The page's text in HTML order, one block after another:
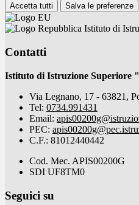
Accetta tutti Salva le preferenze
Istituto di
Contatti
Istituto di Istruzione Superiore
Via Legnano, 17 - 63821,
Tel: 0734.991431
Email:
PEC:
C.F.: 81012440442
Cod. Mec. APIS00200G
SDI UF8TM0
Seguici su